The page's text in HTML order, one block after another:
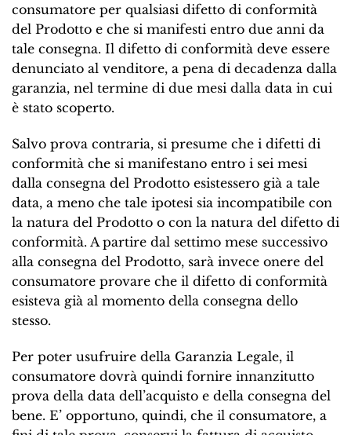
consumatore per qualsiasi difetto di conformità
del Prodotto e che si manifesti entro due anni da
tale consegna. Il difetto di conformità deve essere
denunciato al venditore, a pena di decadenza dalla
garanzia, nel termine di due mesi dalla data in cui
è stato scoperto.
Salvo prova contraria, si presume che i difetti di
conformità che si manifestano entro i sei mesi
dalla consegna del Prodotto esistessero già a tale
data, a meno che tale ipotesi sia incompatibile con
la natura del Prodotto o con la natura del difetto di
conformità. A partire dal settimo mese successivo
alla consegna del Prodotto, sarà invece onere del
consumatore provare che il difetto di conformità
esisteva già al momento della consegna dello
stesso.
Per poter usufruire della Garanzia Legale, il
consumatore dovrà quindi fornire innanzitutto
prova della data dell’acquisto e della consegna del
bene. E’ opportuno, quindi, che il consumatore, a